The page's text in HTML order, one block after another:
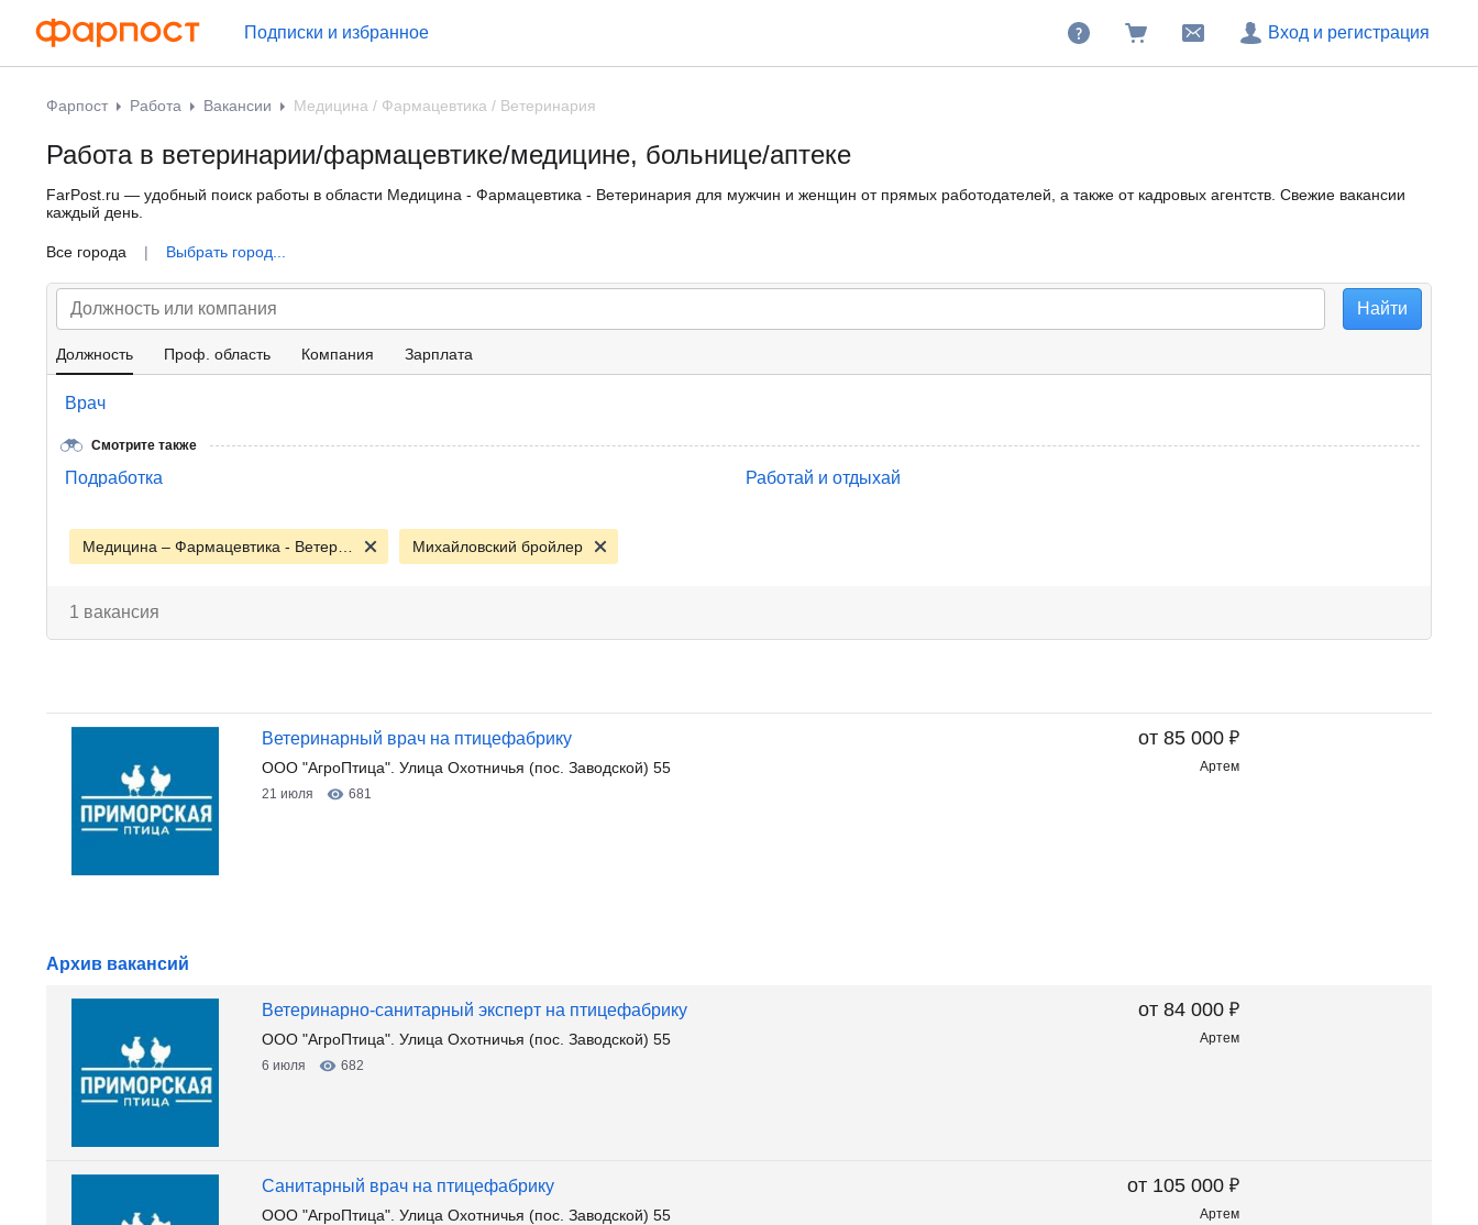
Подписки и избранное Вход и регистрация
Фарпост Работа Вакансии Медицина / Фармацевтика / Ветеринария
Работа в ветеринарии/фармацевтике/медицине, больнице/аптеке
FarPost.ru — удобный поиск работы в области Медицина - Фармацевтика - Ветеринария для мужчин и женщин от прямых работодателей, а также от кадровых агентств. Свежие вакансии
каждый день.
Все города | Выбрать город...
Должность Проф. область Компания Зарплата
Врач
Смотрите также
Подработка Работай и отдыхай
Михайловский бройлер
1 вакансия
от 85 000 ₽
Артем
Ветеринарный врач на птицефабрику
ООО "АгроПтица". Улица Охотничья (пос. Заводской) 55
21 июля 681
Архив вакансий
от 84 000 ₽
Артем
Ветеринарно-санитарный эксперт на птицефабрику
ООО "АгроПтица". Улица Охотничья (пос. Заводской) 55
6 июля 682
от 105 000 ₽
Артем
Санитарный врач на птицефабрику
ООО "АгроПтица". Улица Охотничья (пос. Заводской) 55